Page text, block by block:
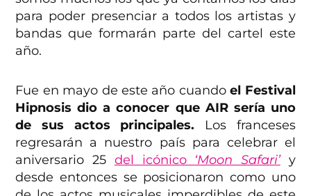
para poder presenciar a todos los artistas y
bandas que formarán parte del cartel este
año.
Fue en mayo de este año cuandoel Festival
Hipnosis dio a conocer que AIR sería uno
de sus actos principales. Los franceses
regresarán a nuestro país para celebrar el
aniversario 25 del icónico ‘Moon Safari’ y
desde entonces se posicionaron como uno